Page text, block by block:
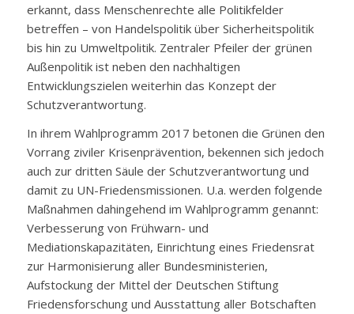
erkannt, dass Menschenrechte alle Politikfelder
betreffen – von Handelspolitik über Sicherheitspolitik
bis hin zu Umweltpolitik. Zentraler Pfeiler der grünen
Außenpolitik ist neben den nachhaltigen
Entwicklungszielen weiterhin das Konzept der
Schutzverantwortung.
In ihrem Wahlprogramm 2017 betonen die Grünen den
Vorrang ziviler Krisenprävention, bekennen sich jedoch
auch zur dritten Säule der Schutzverantwortung und
damit zu UN-Friedensmissionen. U.a. werden folgende
Maßnahmen dahingehend im Wahlprogramm genannt:
Verbesserung von Frühwarn- und
Mediationskapazitäten, Einrichtung eines Friedensrat
zur Harmonisierung aller Bundesministerien,
Aufstockung der Mittel der Deutschen Stiftung
Friedensforschung und Ausstattung aller Botschaften